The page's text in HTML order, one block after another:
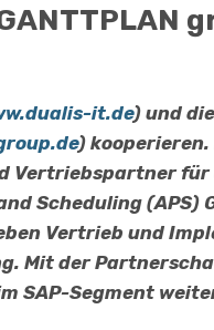
it.de) und
) kooper­ieren.
für
Scheduling (APS)
Vertrieb und
Mit der
SAP-Segment